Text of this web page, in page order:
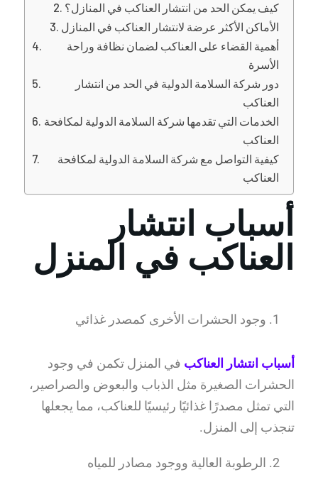
كيف يمكن الحد من انتشار العناكب في المنازل؟
الأماكن الأكثر عرضة لانتشار العناكب في المنازل
أهمية القضاء على العناكب لضمان نظافة وراحة
الأسرة
دور شركة السلامة الدولية في الحد من انتشار
العناكب
الخدمات التي تقدمها شركة السلامة الدولية لمكافحة
العناكب
كيفية التواصل مع شركة السلامة الدولية لمكافحة
العناكب
أسباب انتشار
العناكب في المنزل
وجود الحشرات الأخرى كمصدر غذائي
أسباب انتشار العناكب في المنزل تكمن في وجود
الحشرات الصغيرة مثل الذباب والبعوض والصراصير،
التي تمثل مصدرًا غذائيًا رئيسيًا للعناكب، مما يجعلها
تنجذب إلى المنزل.
الرطوبة العالية ووجود مصادر للمياه